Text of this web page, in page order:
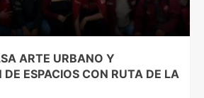
ARTE URBANO Y
DE ESPACIOS CON RUTA DE LA